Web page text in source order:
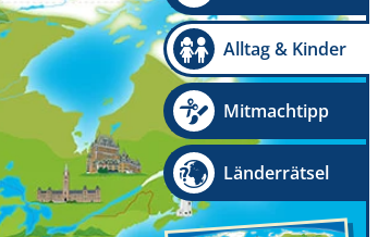
Alltag & Kinder
Mitmachtipp
Länderrätsel